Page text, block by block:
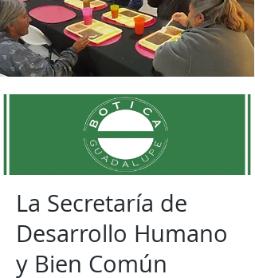
La Secretaría de
Desarrollo Humano
y Bien Común